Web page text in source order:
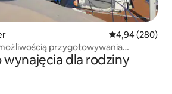
Średnia
4,94 (280)
przygotowywania
wynajęcia dla rodziny